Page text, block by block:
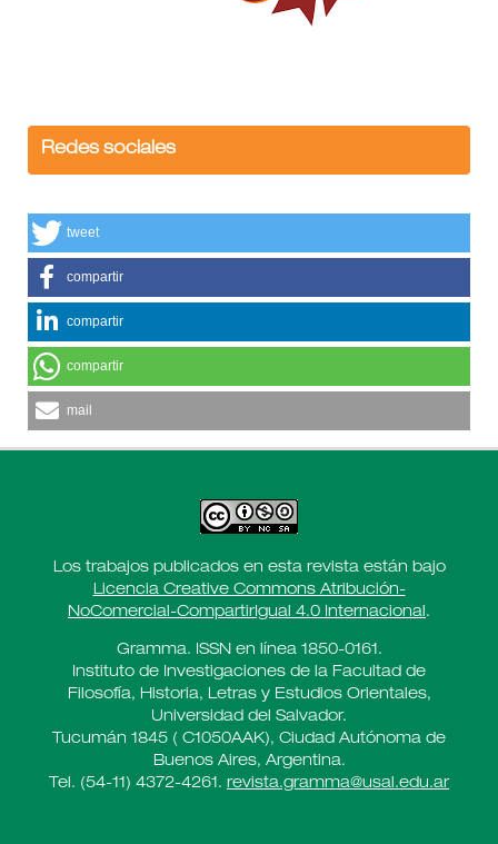
Redes sociales
tweet
compartir
compartir
compartir
mail
Los trabajos publicados en esta revista están bajo
Licencia Creative Commons Atribución-
NoComercial-CompartirIgual 4.0 Internacional.
Gramma. ISSN en línea 1850-0161.
Instituto de Investigaciones de la Facultad de
Filosofía, Historia, Letras y Estudios Orientales,
Universidad del Salvador.
Tucumán 1845 ( C1050AAK), Ciudad Autónoma de
Buenos Aires, Argentina.
Tel. (54-11) 4372-4261. revista.gramma@usal.edu.ar